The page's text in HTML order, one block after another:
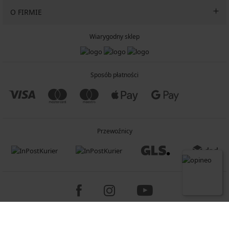
O FIRMIE
Wiarygodny sklep
Sposób płatności
Przewoźnicy